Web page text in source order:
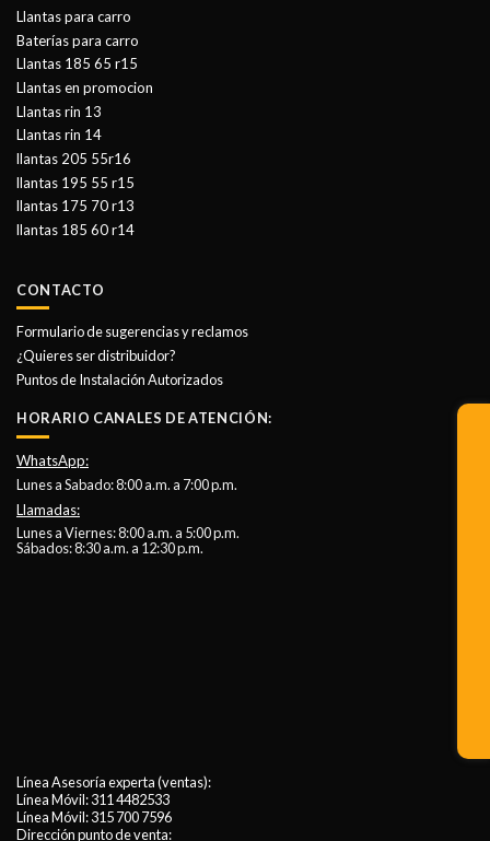
Llantas para carro
Baterías para carro
Llantas 185 65 r15
Llantas en promocion
Llantas rin 13
Llantas rin 14
llantas 205 55r16
llantas 195 55 r15
llantas 175 70 r13
llantas 185 60 r14
CONTACTO
Formulario de sugerencias y reclamos
¿Quieres ser distribuidor?
Puntos de Instalación Autorizados
HORARIO CANALES DE ATENCIÓN:
WhatsApp:
Lunes a Sabado: 8:00 a.m. a 7:00 p.m.
Llamadas:
Lunes a Viernes: 8:00 a.m. a 5:00 p.m.
Sábados: 8:30 a.m. a 12:30 p.m.
Línea Asesoría experta (ventas):
Línea Móvil:311 4482533
Línea Móvil:315 700 7596
Dirección punto de venta: